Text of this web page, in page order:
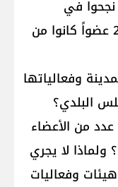
نجحوا في
مهامهم، فهل هذا يعني أن الـ21 عضواً كانوا من
وفعالياتها
البلدي؟
من الأعضاء
ولماذا لا يجري
وفعاليات